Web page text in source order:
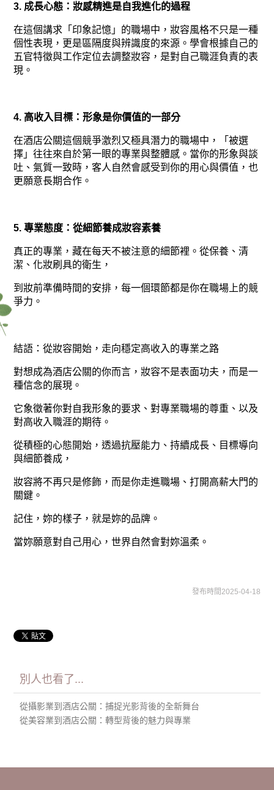
3. 成長心態：妝感精進是自我進化的過程
在這個講求「印象記憶」的職場中，妝容風格不只是一種
個性表現，更是區隔度與辨識度的來源。學會根據自己的
五官特徵與工作定位去調整妝容，是對自己職涯負責的表
現。
4. 高收入目標：形象是你價值的一部分
在酒店公關這個競爭激烈又極具潛力的職場中，「被選
擇」往往來自於第一眼的專業與整體感。當你的形象與談
吐、氣質一致時，客人自然會感受到你的用心與價值，也
更願意長期合作。
5. 專業態度：從細節養成妝容素養
真正的專業，藏在每天不被注意的細節裡。從保養、清
潔、化妝刷具的衛生，
到妝前準備時間的安排，每一個環節都是你在職場上的競
爭力。
結語：從妝容開始，走向穩定高收入的專業之路
對想成為酒店公關的你而言，妝容不是表面功夫，而是一
種信念的展現。
它象徵著你對自我形象的要求、對專業職場的尊重、以及
對高收入職涯的期待。
從積極的心態開始，透過抗壓能力、持續成長、目標導向
與細節養成，
妝容將不再只是修飾，而是你走進職場、打開高薪大門的
關鍵。
記住，妳的樣子，就是妳的品牌。
當妳願意對自己用心，世界自然會對妳溫柔。
發布時間2025-04-18
別人也看了...
從攝影業到酒店公關：捕捉光影背後的全新舞台
從美容業到酒店公關：轉型背後的魅力與專業